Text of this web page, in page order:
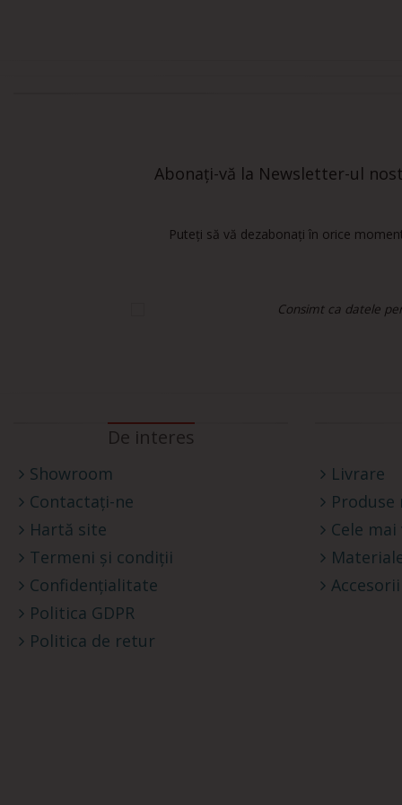
Abonați-vă la Newsletter-ul
Puteți să vă dezabonați în orice
Consimt ca datele
De interes
Showroom
Contactați-ne
Hartă site
Termeni și condiții
Confidențialitate
Politica GDPR
Politica de retur
Livrare
Produse
Cele